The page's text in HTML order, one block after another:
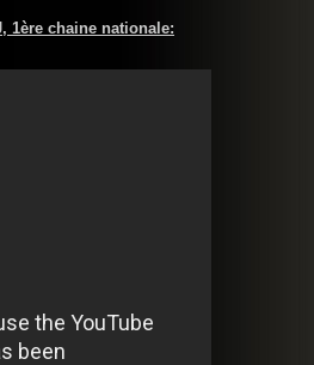
1ère chaine nationale: